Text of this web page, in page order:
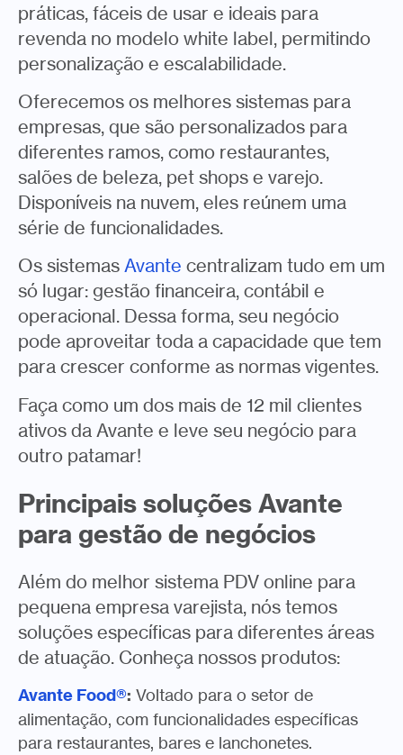
práticas, fáceis de usar e ideais para
revenda no modelo white label, permitindo
personalização e escalabilidade.
Oferecemos os melhores sistemas para
empresas, que são personalizados para
diferentes ramos, como restaurantes,
salões de beleza, pet shops e varejo.
Disponíveis na nuvem, eles reúnem uma
série de funcionalidades.
Os sistemas Avante centralizam tudo em um
só lugar: gestão financeira, contábil e
operacional. Dessa forma, seu negócio
pode aproveitar toda a capacidade que tem
para crescer conforme as normas vigentes.
Faça como um dos mais de 12 mil clientes
ativos da Avante e leve seu negócio para
outro patamar!
Principais soluções Avante
para gestão de negócios
Além do melhor sistema PDV online para
pequena empresa varejista, nós temos
soluções específicas para diferentes áreas
de atuação. Conheça nossos produtos:
Avante Food®: Voltado para o setor de
alimentação, com funcionalidades específicas
para restaurantes, bares e lanchonetes.